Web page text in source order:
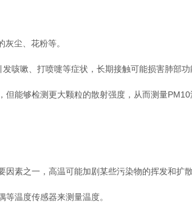
尘、花粉等。
嗽、打喷嚏等症状，长期接触可能损害肺部功
能够检测更大颗粒的散射强度，从而测量PM10
素之一，高温可能加剧某些污染物的挥发和扩散
温度传感器来测量温度。